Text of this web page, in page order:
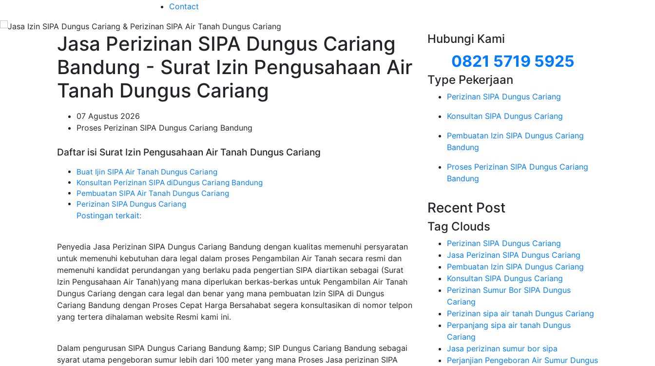
Contact
Jasa Perizinan SIPA Dungus Cariang
Bandung - Surat Izin Pengusahaan Air
Tanah Dungus Cariang
07 Agustus 2026
Proses Perizinan SIPA Dungus Cariang Bandung
Daftar isi Surat Izin Pengusahaan Air Tanah Dungus Cariang
Buat Ijin SIPA Air Tanah Dungus Cariang
Konsultan Perizinan SIPA diDungus Cariang Bandung
Pembuatan SIPA Air Tanah Dungus Cariang
Perizinan SIPA Dungus Cariang
Postingan terkait:
Penyedia Jasa Perizinan SIPA Dungus Cariang Bandung dengan kualitas memenuhi persyaratan
untuk memenuhi kebutuhan dara legal dalam proses Pengambilan Air Tanah secara resmi dan
memenuhi kandidat perundangan yang berlaku pada pengertian SIPA diartikan sebagai (Surat
Izin Pengusahaan Air Tanah)yang mana diperlukan berkas-berkas untuk Pengambilan Air Tanah
Dungus Cariang dengan cara legal dan benar yang mana pembuatan Izin SIPA di Dungus
Cariang Bandung dengan Proses Cepat Harga Bersahabat segera konsultasikan di nomor telpon
yang tertera dihalaman website Resmi kami ini.
Dalam pengurusan SIPA Dungus Cariang Bandung &amp; SIP Dungus Cariang Bandung sebagai
syarat utama pengeboran sumur lebih dari 100 meter yang mana Proses Jasa perizinan SIPA
Hubungi Kami
0821 5719 5925
Type Pekerjaan
Perizinan SIPA Dungus Cariang
Konsultan SIPA Dungus Cariang
Pembuatan Izin SIPA Dungus Cariang
Bandung
Proses Perizinan SIPA Dungus Cariang
Bandung
Recent Post
Tag Clouds
Perizinan SIPA Dungus Cariang
Jasa Perizinan SIPA Dungus Cariang
Pembuatan Izin SIPA Dungus Cariang
Konsultan SIPA Dungus Cariang
Perizinan Sumur Bor SIPA Dungus
Cariang
Perizinan sipa air tanah Dungus Cariang
Perpanjang sipa air tanah Dungus
Cariang
Jasa perizinan sumur bor sipa
Perjanjian Pengeboran Air Sumur Dungus